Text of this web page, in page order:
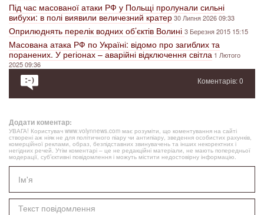
Під час масованої атаки РФ у Польщі пролунали сильні
вибухи: в полі виявили величезний кратер30 Липня 2026 09:33
Оприлюднять перелік водних об’єктів Волині 3 Березня 2015 15:15
Масована атака РФ по Україні: відомо про загиблих та
поранених. У регіонах – аварійні відключення світла 1 Лютого
2025 09:36
Коментарів: 0
Додати коментар:
УВАГА! Користувач www.volynnews.com має розуміти, що коментування на сайті
створені аж ніяк не для політичного піару чи антипіару, зведення особистих рахунків,
комерційної реклами, образ, безпідставних звинувачень та інших некоректних і
негідних речей. Утім коментарі – це не редакційні матеріали, не мають попередньої
модерації, суб’єктивні повідомлення і можуть містити недостовірну інформацію.